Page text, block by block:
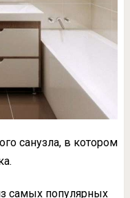
санузла, в котором
самых популярных